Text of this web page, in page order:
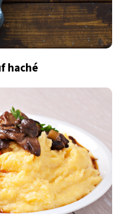
haché